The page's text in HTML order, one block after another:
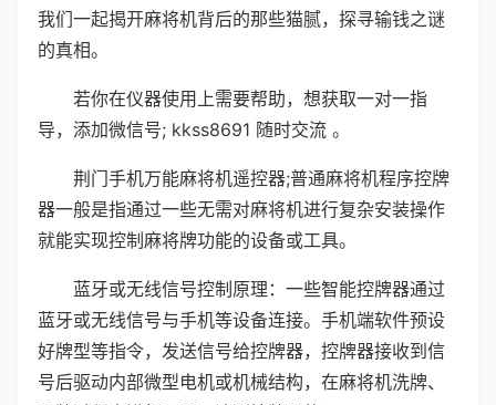
我们一起揭开麻将机背后的那些猫腻，探寻输钱之谜
的真相。
若你在仪器使用上需要帮助，想获取一对一指
导，添加微信号; kkss8691 随时交流 。
荆门手机万能麻将机遥控器;普通麻将机程序控牌
器一般是指通过一些无需对麻将机进行复杂安装操作
就能实现控制麻将牌功能的设备或工具。
蓝牙或无线信号控制原理：一些智能控牌器通过
蓝牙或无线信号与手机等设备连接。手机端软件预设
好牌型等指令，发送信号给控牌器，控牌器接收到信
号后驱动内部微型电机或机械结构，在麻将机洗牌、